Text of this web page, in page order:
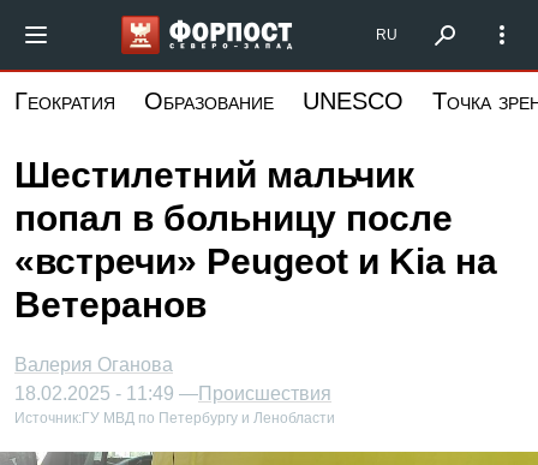
основному
Форпост Северо-Запад
RU
Геократия Образование UNESCO Точка
Шестилетний мальчик
попал в больницу после
«встречи» Peugeot и Kia на
Ветеранов
Валерия Оганова
18.02.2025 - 11:49 —Происшествия
Источник: ГУ МВД по Петербургу и Ленобласти